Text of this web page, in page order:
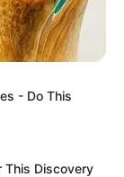
- Do This
This Discovery